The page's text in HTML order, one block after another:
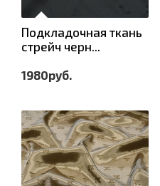
Подкладочная ткань
стрейч черн...
1980руб.